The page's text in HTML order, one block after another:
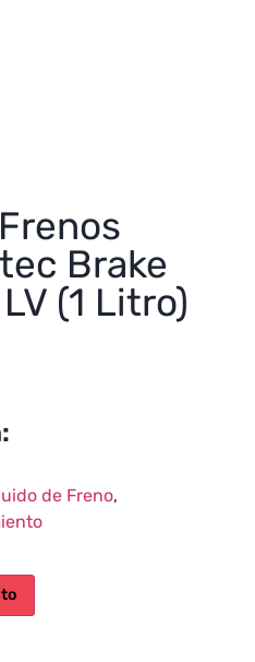
Brake
(1 Litro)
de Freno,